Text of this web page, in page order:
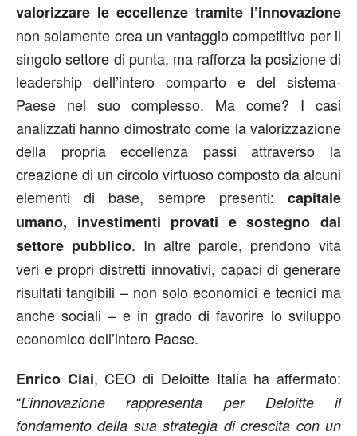
valorizzare le eccellenze tramite l’innovazione
non solamente crea un vantaggio competitivo per il
singolo settore di punta, ma rafforza la posizione di
leadership dell’intero comparto e del sistema-
Paese nel suo complesso. Ma come? I casi
analizzati hanno dimostrato come la valorizzazione
della propria eccellenza passi attraverso la
creazione di un circolo virtuoso composto da alcuni
elementi di base, sempre presenti: capitale
umano, investimenti provati e sostegno dal
settore pubblico. In altre parole, prendono vita
veri e propri distretti innovativi, capaci di generare
risultati tangibili – non solo economici e tecnici ma
anche sociali – e in grado di favorire lo sviluppo
economico dell’intero Paese.
Enrico Ciai, CEO di Deloitte Italia ha affermato:
“L’innovazione rappresenta per Deloitte il
fondamento della sua strategia di crescita con un